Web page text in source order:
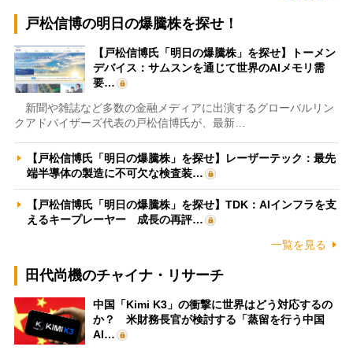
戸松信博の明日の爆騰株を探せ！
【戸松信博氏「明日の爆騰株」を探せ】トーメン
デバイス：サムスンを通じて世界のAIメモリ需
要…
新聞や雑誌など多数の金融メディアに出演するグローバルリン
クアドバイザーズ代表の戸松信博氏が、最新…
【戸松信博氏「明日の爆騰株」を探せ】レーザーテック：最先
端半導体の製造に不可欠な検査装…
【戸松信博氏「明日の爆騰株」を探せ】TDK：AIインフラを支
えるキープレーヤー 成長の再評…
一覧を見る
田代尚機のチャイナ・リサーチ
中国「Kimi K3」の衝撃に世界はどう対応するの
か？ 米財務長官が検討する「蒸留を行う中国
AI…